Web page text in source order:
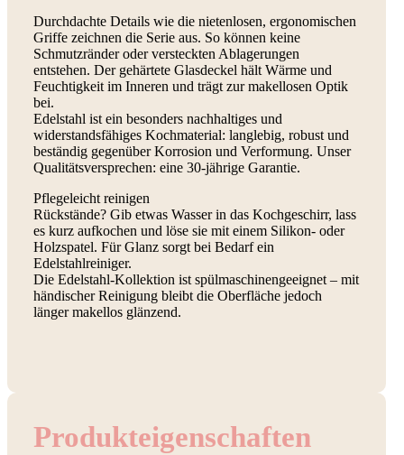
Durchdachte Details wie die nietenlosen, ergonomischen
Griffe zeichnen die Serie aus. So können keine
Schmutzränder oder versteckten Ablagerungen
entstehen. Der gehärtete Glasdeckel hält Wärme und
Feuchtigkeit im Inneren und trägt zur makellosen Optik
bei.
Edelstahl ist ein besonders nachhaltiges und
widerstandsfähiges Kochmaterial: langlebig, robust und
beständig gegenüber Korrosion und Verformung. Unser
Qualitätsversprechen: eine 30-jährige Garantie.
Pflegeleicht reinigen
Rückstände? Gib etwas Wasser in das Kochgeschirr, lass
es kurz aufkochen und löse sie mit einem Silikon- oder
Holzspatel. Für Glanz sorgt bei Bedarf ein
Edelstahlreiniger.
Die Edelstahl-Kollektion ist spülmaschinengeeignet – mit
händischer Reinigung bleibt die Oberfläche jedoch
länger makellos glänzend.
Produkt­eigenschaften